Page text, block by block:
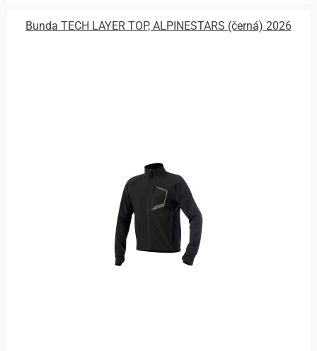
Bunda TECH LAYER TOP, ALPINESTARS (černá) 2026